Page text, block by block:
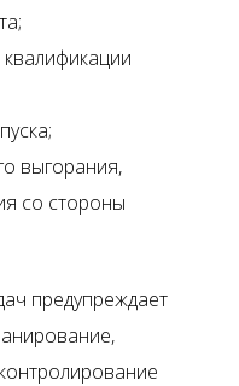
выгорания,
со стороны
предупреждает